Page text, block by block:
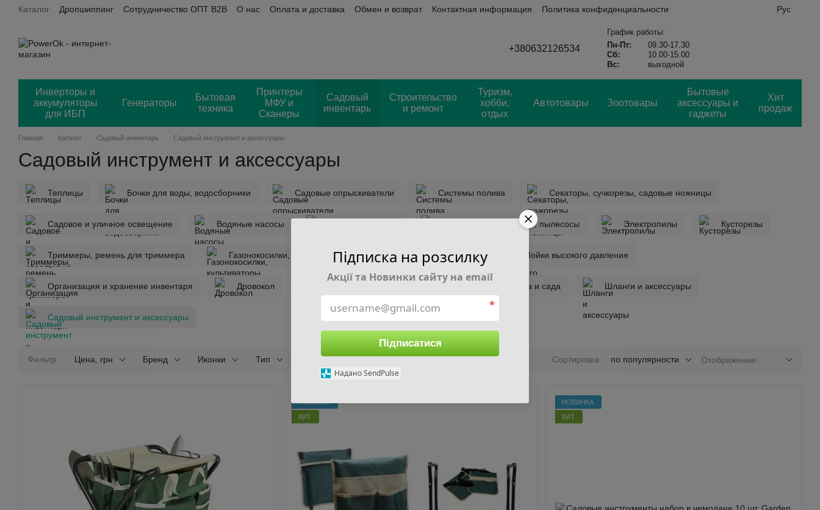
Перейти к основному контенту
Каталог Дропшиппинг Сотрудничество ОПТ B2B О нас Оплата и доставка Обмен и возврат Контактная информация
Политика конфиденциальности
Рус
+380632126534
График работы:
Пн-Пт:
09.30-17.30
Сб:
10.00-15.00
Вс:
выходной
Инверторы и
аккумуляторы
для ИБП
Генераторы
Бытовая
техника
Принтеры
МФУ и
Сканеры
Садовый
инвентарь
Строительство
и ремонт
Туризм,
хобби,
отдых
Автотовары Зоотовары
Бытовые
аксессуары и
гаджеты
Хит
продаж
Главная Каталог Садовый инвентарь Садовый инструмент и аксессуары
Садовый инструмент и аксессуары
Теплицы Бочки для воды, водосборники Садовые опрыскиватели Системы полива Секаторы, сучкорезы, садовые ножницы
Садовое и уличное освещение Водяные насосы Садовые воздуходувки, пылесосы Электропилы Кусторезы
Триммеры, ремень для триммера Газонокосилки, культиваторы Бензиновые мотокосы Мойки высокого давления
Организация и хранение инвентаря Дровокол Мебель для дома и сада Шланги и аксессуары
Садовый инструмент и аксессуары
Фильтр Цена, грн Бренд Иконки Тип Грузоподъемность Объем, л Сортировка: по популярности Отображение:
НОВИНКА
ХИТ
НОВИНКА
ХИТ
Підписка на розсилку
Акції та Новинки сайту на email
*
Підписатися
Надано SendPulse